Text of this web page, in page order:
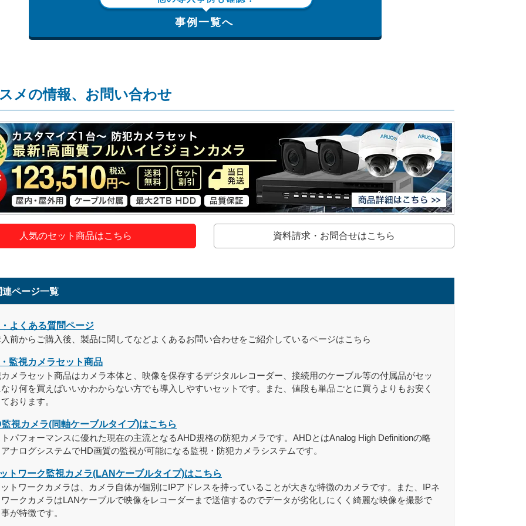
事例一覧へ
メの情報、お問い合わせ
人気のセット商品はこちら 資料請求・お問合せはこちら
連ページ一覧
よくある質問ページ
前からご購入後、製品に関してなどよくあるお問い合わせをご紹介しているページはこちら
監視カメラセット商品
メラセット商品はカメラ本体と、映像を保存するデジタルレコーダー、接続用のケーブル等の付属品がセッ
り何を買えばいいかわからない方でも導入しやすいセットです。また、値段も単品ごとに買うよりもお安く
おります。
視カメラ(同軸ケーブルタイプ)はこちら
パフォーマンスに優れた現在の主流となるAHD規格の防犯カメラです。AHDとはAnalog High Definitionの略
ナログシステムでHD画質の監視が可能になる監視・防犯カメラシステムです。
トワーク監視カメラ(LANケーブルタイプ)はこちら
トワークカメラは、カメラ自体が個別にIPアドレスを持っていることが大きな特徴のカメラです。また、IPネ
ークカメラはLANケーブルで映像をレコーダーまで送信するのでデータが劣化しにくく綺麗な映像を撮影で
が特徴です。